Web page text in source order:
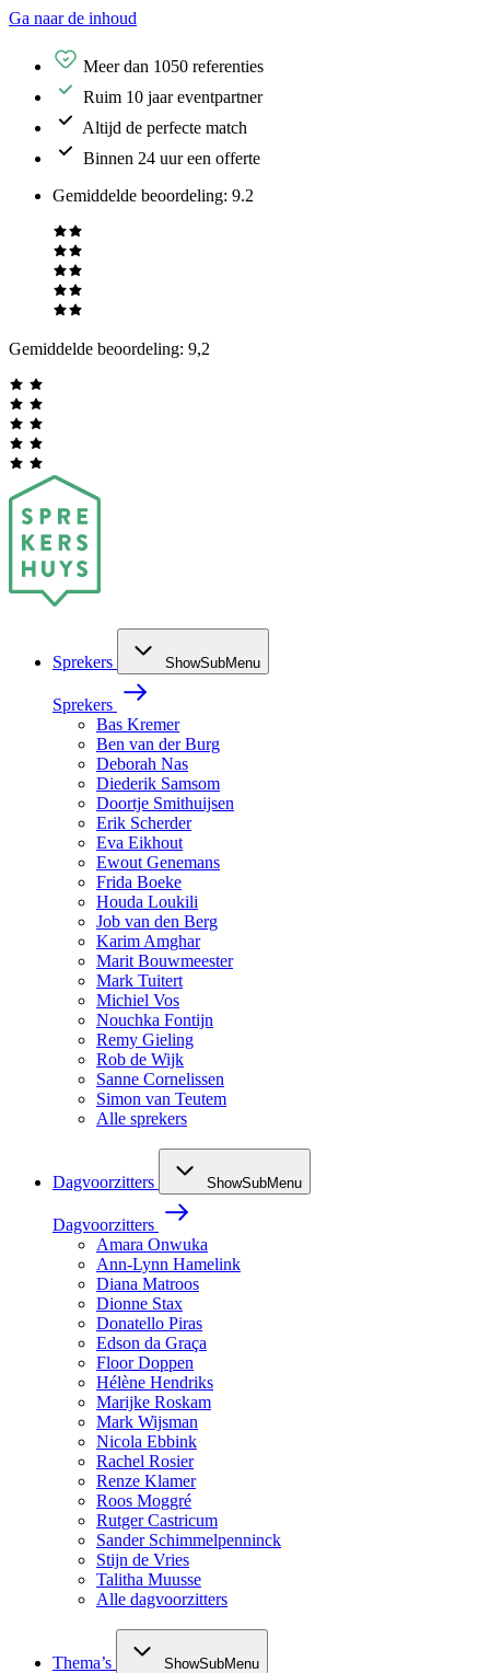
Ga naar de inhoud
Meer dan 1050 referenties
Ruim 10 jaar eventpartner
Altijd de perfecte match
Binnen 24 uur een offerte
Gemiddelde beoordeling: 9.2
Gemiddelde beoordeling: 9,2
Sprekers ShowSubMenu
Sprekers
Bas Kremer
Ben van der Burg
Deborah Nas
Diederik Samsom
Doortje Smithuijsen
Erik Scherder
Eva Eikhout
Ewout Genemans
Frida Boeke
Houda Loukili
Job van den Berg
Karim Amghar
Marit Bouwmeester
Mark Tuitert
Michiel Vos
Nouchka Fontijn
Remy Gieling
Rob de Wijk
Sanne Cornelissen
Simon van Teutem
Alle sprekers
Dagvoorzitters ShowSubMenu
Dagvoorzitters
Amara Onwuka
Ann-Lynn Hamelink
Diana Matroos
Dionne Stax
Donatello Piras
Edson da Graça
Floor Doppen
Hélène Hendriks
Marijke Roskam
Mark Wijsman
Nicola Ebbink
Rachel Rosier
Renze Klamer
Roos Moggré
Rutger Castricum
Sander Schimmelpenninck
Stijn de Vries
Talitha Muusse
Alle dagvoorzitters
Thema’s ShowSubMenu